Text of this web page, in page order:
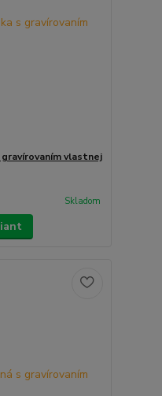
gravírovaním vlastnej
Skladom